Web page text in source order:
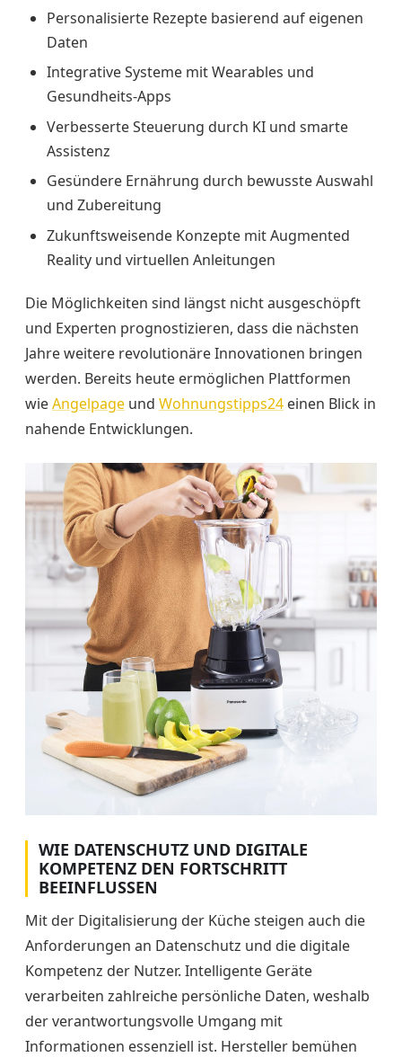
Personalisierte Rezepte basierend auf eigenen
Daten
Integrative Systeme mit Wearables und
Gesundheits-Apps
Verbesserte Steuerung durch KI und smarte
Assistenz
Gesündere Ernährung durch bewusste Auswahl
und Zubereitung
Zukunftsweisende Konzepte mit Augmented
Reality und virtuellen Anleitungen
Die Möglichkeiten sind längst nicht ausgeschöpft
und Experten prognostizieren, dass die nächsten
Jahre weitere revolutionäre Innovationen bringen
werden. Bereits heute ermöglichen Plattformen
wieAngelpage und Wohnungstipps24 einen Blick in
nahende Entwicklungen.
WIE DATENSCHUTZ UND DIGITALE
KOMPETENZ DEN FORTSCHRITT
BEEINFLUSSEN
Mit der Digitalisierung der Küche steigen auch die
Anforderungen an Datenschutz und die digitale
Kompetenz der Nutzer. Intelligente Geräte
verarbeiten zahlreiche persönliche Daten, weshalb
der verantwortungsvolle Umgang mit
Informationen essenziell ist. Hersteller bemühen